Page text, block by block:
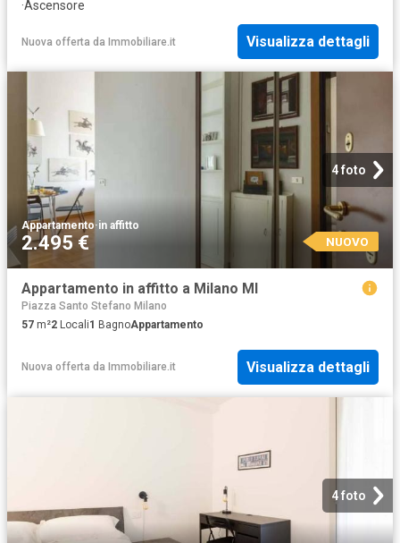
·Ascensore
Nuova offerta da Immobiliare.it Visualizza dettagli
4 foto
Appartamento·in affitto
2.495 € NUOVO
Appartamento in affitto a Milano MI
Piazza Santo Stefano Milano
57 m²2 Locali1 BagnoAppartamento
Nuova offerta da Immobiliare.it Visualizza dettagli
4 foto